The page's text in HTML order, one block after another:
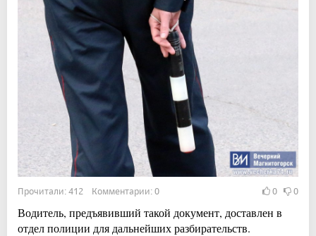
Прочитали: 412 Комментарии: 0 0 0
Водитель, предъявивший такой документ, доставлен в
отдел полиции для дальнейших разбирательств.